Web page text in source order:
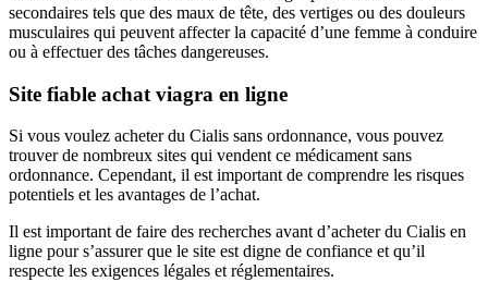
secondaires tels que des maux de tête, des vertiges ou des douleurs
musculaires qui peuvent affecter la capacité d’une femme à conduire
ou à effectuer des tâches dangereuses.
Site fiable achat viagra en ligne
Si vous voulez acheter du Cialis sans ordonnance, vous pouvez
trouver de nombreux sites qui vendent ce médicament sans
ordonnance. Cependant, il est important de comprendre les risques
potentiels et les avantages de l’achat.
Il est important de faire des recherches avant d’acheter du Cialis en
ligne pour s’assurer que le site est digne de confiance et qu’il
respecte les exigences légales et réglementaires.